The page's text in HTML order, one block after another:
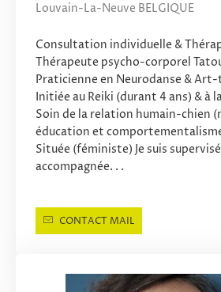
Louvain-La-Neuve BELGIQUE
Consultation individuelle &
Thérapeute psycho-corporel
Praticienne en Neurodanse &
Initiée au Reiki (durant 4 ans) & à
Soin de la relation humain-chien
éducation et
Située (féministe) Je suis
accompagnée. . .
CONTACT MAIL